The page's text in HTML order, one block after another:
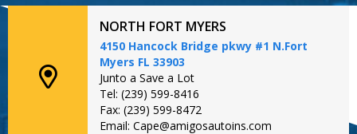
NORTH FORT MYERS
4150 Hancock Bridge pkwy #1 N.Fort
Myers FL 33903
Junto a Save a Lot
Tel: (239) 599-8416
Fax: (239) 599-8472
Email: Cape@amigosautoins.com